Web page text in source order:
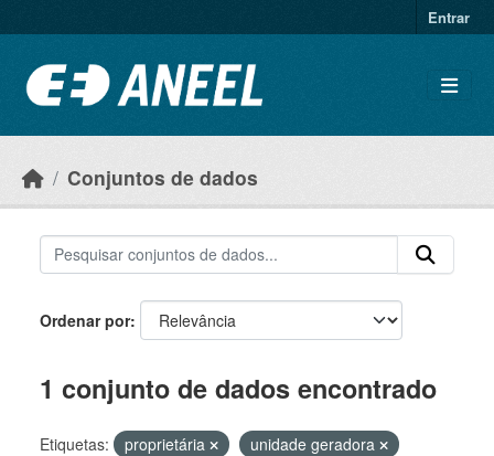
Entrar
Conjuntos de dados
Ordenar por
1 conjunto de dados encontrado
Etiquetas: proprietária
unidade geradora